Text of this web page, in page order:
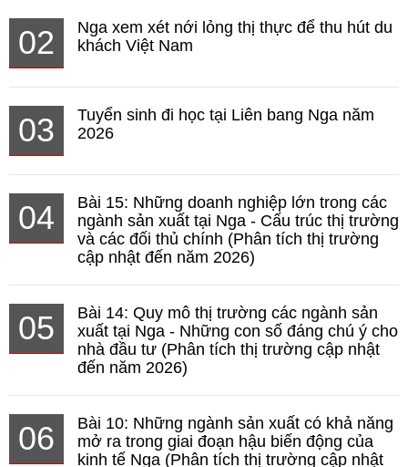
02
Nga xem xét nới lỏng thị thực để thu hút du
khách Việt Nam
03
Tuyển sinh đi học tại Liên bang Nga năm
2026
04
Bài 15: Những doanh nghiệp lớn trong các
ngành sản xuất tại Nga - Cấu trúc thị trường
và các đối thủ chính (Phân tích thị trường
cập nhật đến năm 2026)
05
Bài 14: Quy mô thị trường các ngành sản
xuất tại Nga - Những con số đáng chú ý cho
nhà đầu tư (Phân tích thị trường cập nhật
đến năm 2026)
06
Bài 10: Những ngành sản xuất có khả năng
mở ra trong giai đoạn hậu biến động của
kinh tế Nga (Phân tích thị trường cập nhật